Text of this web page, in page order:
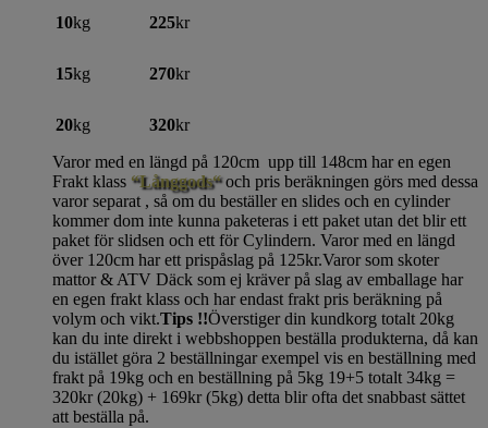
10kg 225kr
15kg 270kr
20kg 320kr
Varor med en längd på 120cm upp till 148cm har en egen
Frakt klass “Långgods“och pris beräkningen görs med dessa
varor separat , så om du beställer en slides och en cylinder
kommer dom inte kunna paketeras i ett paket utan det blir ett
paket för slidsen och ett för Cylindern. Varor med en längd
över 120cm har ett prispåslag på 125kr.Varor som skoter
mattor & ATV Däck som ej kräver på slag av emballage har
en egen frakt klass och har endast frakt pris beräkning på
volym och vikt.Tips !!Överstiger din kundkorg totalt 20kg
kan du inte direkt i webbshoppen beställa produkterna, då kan
du istället göra 2 beställningar exempel vis en beställning med
frakt på 19kg och en beställning på 5kg 19+5 totalt 34kg =
320kr (20kg) + 169kr (5kg) detta blir ofta det snabbast sättet
att beställa på.